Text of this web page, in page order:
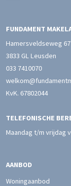
FUNDAMENT
Hamersveldseweg 67
3833 GL Leusden
033 7410070
KvK. 67802044
TELEFONISCHE
Maandag t/m vrijdag
AANBOD
Woningaanbod